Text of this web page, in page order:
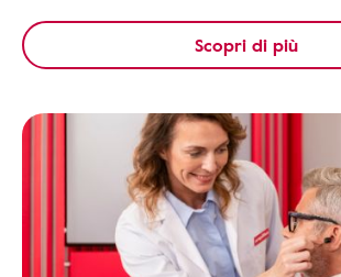
Scopri di più